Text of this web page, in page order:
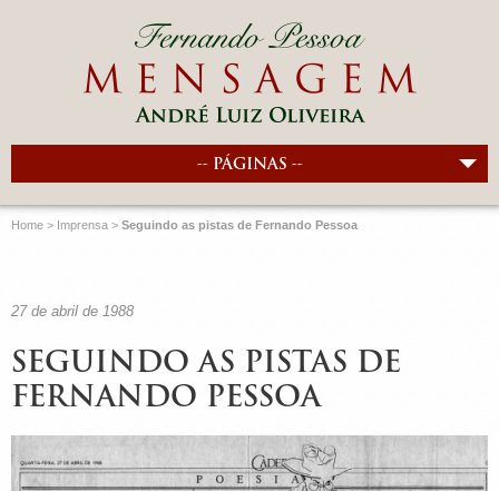
-- PÁGINAS --
Home > Imprensa > Seguindo as pistas de Fernando Pessoa
27 de abril de 1988
SEGUINDO AS PISTAS DE
FERNANDO PESSOA